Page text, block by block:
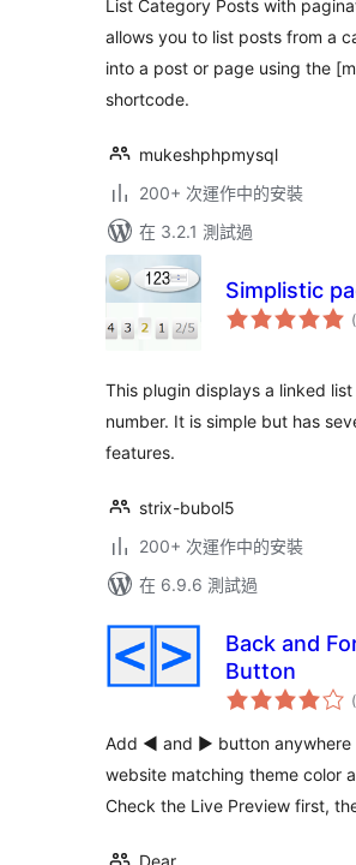
List Category Posts with
allows you to list posts from a
into a post or page using the
shortcode.
mukeshphpmysql
200+ 次運作中的安裝
在 3.2.1 測試過
Simplistic
This plugin displays a linked
number. It is simple but has
features.
strix-bubol5
200+ 次運作中的安裝
在 6.9.6 測試過
Back and
Button
Add ◄ and ► button anywhere
website matching theme color
Check the Live Preview first,
Dear